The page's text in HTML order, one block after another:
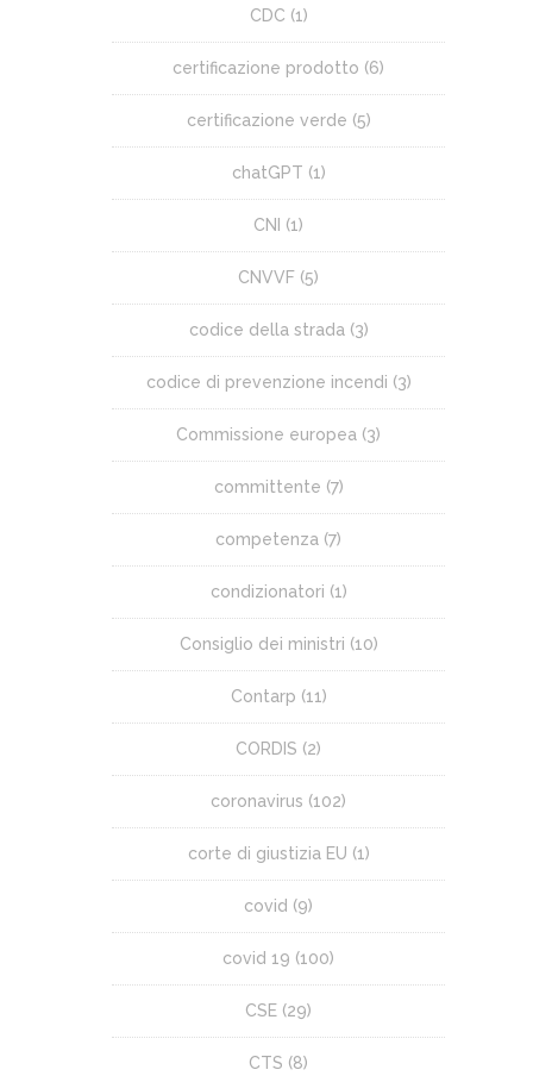
CDC (1)
certificazione prodotto (6)
certificazione verde (5)
chatGPT (1)
CNI (1)
CNVVF (5)
codice della strada (3)
codice di prevenzione incendi (3)
Commissione europea (3)
committente (7)
competenza (7)
condizionatori (1)
Consiglio dei ministri (10)
Contarp (11)
CORDIS (2)
coronavirus (102)
corte di giustizia EU (1)
covid (9)
covid 19 (100)
CSE (29)
CTS (8)